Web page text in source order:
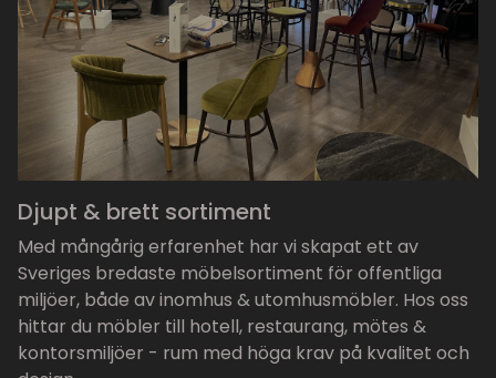
Djupt & brett sortiment
Med mångårig erfarenhet har vi skapat ett av
Sveriges bredaste möbelsortiment för offentliga
miljöer, både av inomhus & utomhusmöbler. Hos oss
hittar du möbler till hotell, restaurang, mötes &
kontorsmiljöer - rum med höga krav på kvalitet och